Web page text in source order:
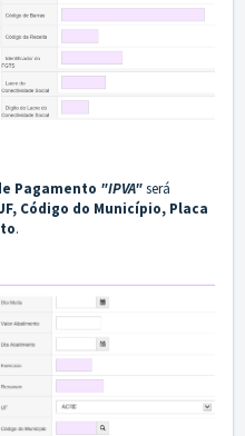
Pagamento "IPVA"será
Código do Município, Placa
.